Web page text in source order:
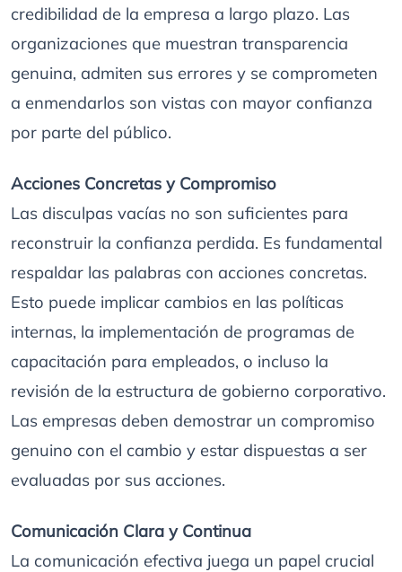
credibilidad de la empresa a largo plazo. Las
organizaciones que muestran transparencia
genuina, admiten sus errores y se comprometen
a enmendarlos son vistas con mayor confianza
por parte del público.
Acciones Concretas y Compromiso
Las disculpas vacías no son suficientes para
reconstruir la confianza perdida. Es fundamental
respaldar las palabras con acciones concretas.
Esto puede implicar cambios en las políticas
internas, la implementación de programas de
capacitación para empleados, o incluso la
revisión de la estructura de gobierno corporativo.
Las empresas deben demostrar un compromiso
genuino con el cambio y estar dispuestas a ser
evaluadas por sus acciones.
Comunicación Clara y Continua
La comunicación efectiva juega un papel crucial